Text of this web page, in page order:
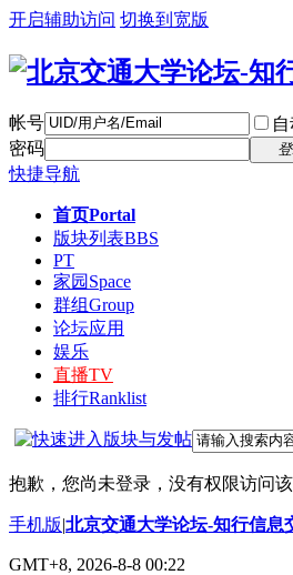
开启辅助访问 切换到宽版
帐号
密码
快捷导航
首页Portal
版块列表BBS
PT
家园 Space
群组Group
论坛应用
娱乐
直播TV
排行Ranklist
抱歉，您尚未登录，没有权限访问
手机版|北京交通大学论坛-知行信息
GMT+8, 2026-8-8 00:22